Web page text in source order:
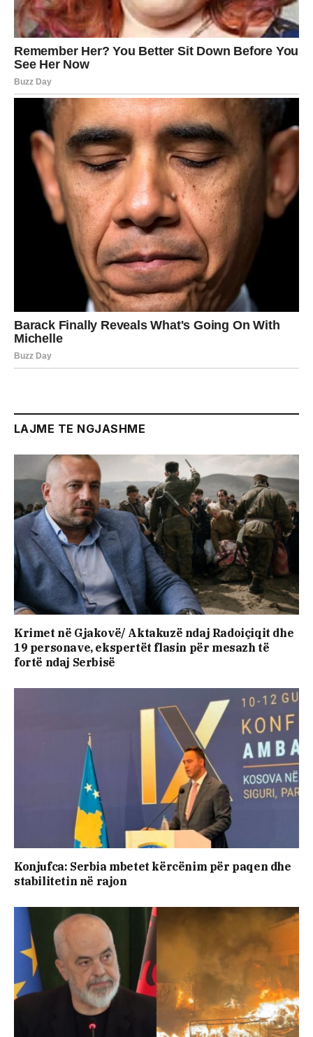
LAJME TE NGJASHME
Krimet në Gjakovë/ Aktakuzë ndaj Radoiçiqit dhe
19 personave, ekspertët flasin për mesazh të
fortë ndaj Serbisë
Konjufca: Serbia mbetet kërcënim për paqen dhe
stabilitetin në rajon